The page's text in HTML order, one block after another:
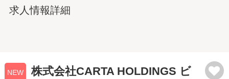
求人情報詳細
NEW
株式会社CARTA HOLDINGS ビ